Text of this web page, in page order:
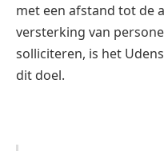
met een afstand tot de
versterking van
solliciteren, is het
dit doel.